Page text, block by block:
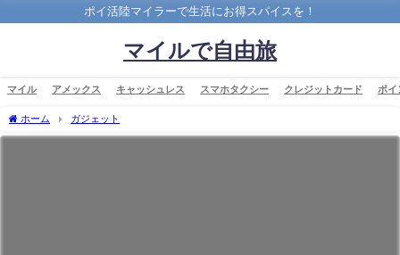
ポイ活陸マイラーで生活にお得スパイスを！
マイルで自由旅
マイル アメックス キャッシュレス スマホタクシー クレジットカード ポイ
ホーム ガジェット